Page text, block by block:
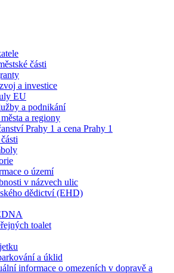
části
a investice
EU
a podnikání
a regiony
Prahy 1 a cena Prahy 1
o území
v názvech ulic
dědictví (EHD)
toalet
a úklid
informace o omezeních v dopravě a